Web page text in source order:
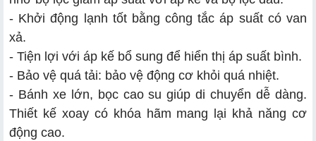
- Khởi động lạnh tốt bằng công tắc áp suất có van
xả.
- Tiện lợi với áp kế bổ sung để hiển thị áp suất bình.
- Bảo vệ quá tải: bảo vệ động cơ khỏi quá nhiệt.
- Bánh xe lớn, bọc cao su giúp di chuyển dễ dàng.
Thiết kế xoay có khóa hãm mang lại khả năng cơ
động cao.